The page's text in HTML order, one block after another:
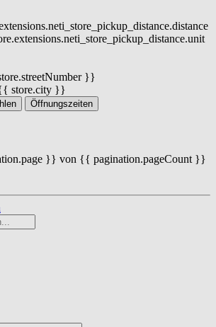
}}
store.city }}
Öffnungszeiten
}} von {{ pagination.pageCount }}